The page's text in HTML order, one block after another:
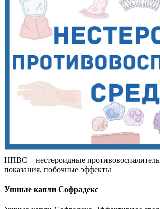
НПВС – нестероидные
показания, побочные эффекты
Ушные капли Софрадекс